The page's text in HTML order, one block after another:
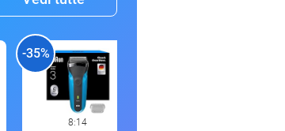
-35%
8:14